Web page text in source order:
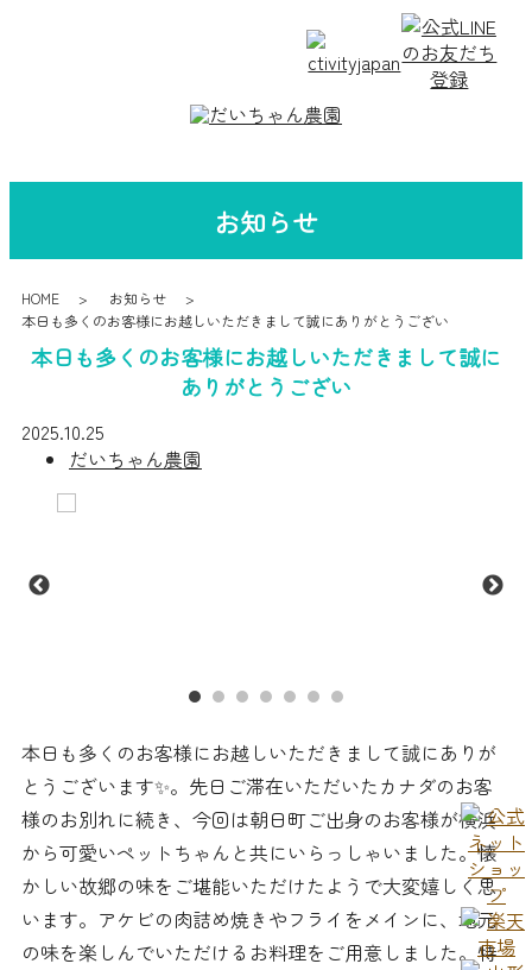
お知らせ
HOME
お知らせ
本日も多くのお客様にお越しいただきまして誠にありがとうござい
本日も多くのお客様にお越しいただきまして誠に
ありがとうござい
2025.10.25
だいちゃん農園
本日も多くのお客様にお越しいただきまして誠にありが
とうございます✨。先日ご滞在いただいたカナダのお客
様のお別れに続き、今回は朝日町ご出身のお客様が横浜
から可愛いペットちゃんと共にいらっしゃいました。懐
かしい故郷の味をご堪能いただけたようで大変嬉しく思
います。アケビの肉詰め焼きやフライをメインに、地元
の味を楽しんでいただけるお料理をご用意しました。特